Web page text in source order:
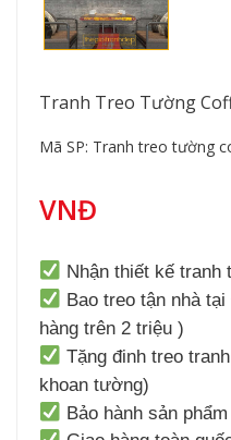
Tranh Treo Tường
Mã SP: Tranh treo tường
VNĐ
Nhận thiết kế tranh
Bao treo tận nhà
hàng trên 2 triệu )
Tặng đinh treo
khoan tường)
Bảo hành sản